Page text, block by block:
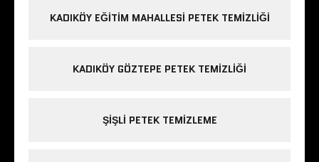
KADIKÖY EĞITIM MAHALLESI PETEK TEMIZLIĞI
KADIKÖY GÖZTEPE PETEK TEMIZLIĞI
ŞIŞLI PETEK TEMIZLEME